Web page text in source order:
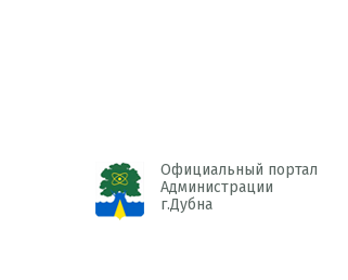
Официальный портал
Администрации
г.Дубна